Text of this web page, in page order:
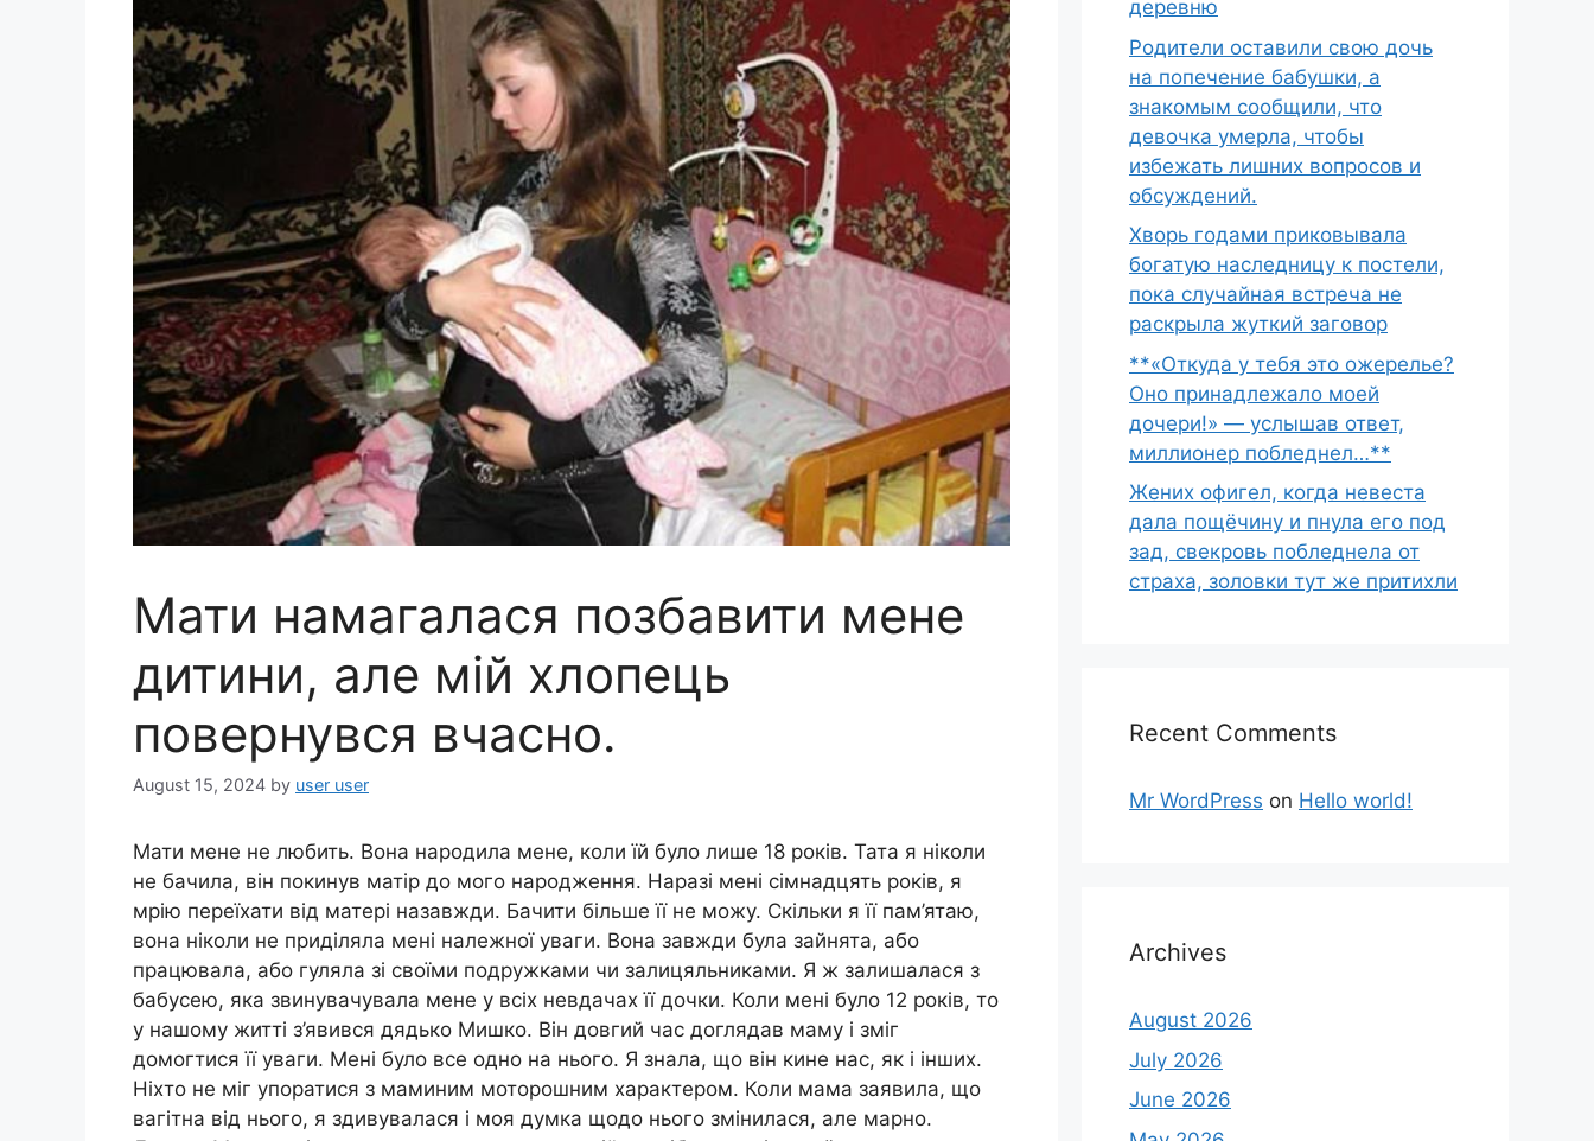
Мати намагалася позбавити мене
дитини, але мій хлопець
повернувся вчасно.
August 15, 2024 by user user
Мати мене не любить. Вона народила мене, коли їй було лише 18 років. Тата я ніколи
не бачила, він покинув матір до мого народження. Наразі мені сімнадцять років, я
мрію переїхати від матері назавжди. Бачити більше її не можу. Скільки я її пам’ятаю,
вона ніколи не приділяла мені належної уваги. Вона завжди була зайнята, або
працювала, або гуляла зі своїми подружками чи залицяльниками. Я ж залишалася з
бабусею, яка звинувачувала мене у всіх невдачах її дочки. Коли мені було 12 років, то
у нашому житті з’явився дядько Мишко. Він довгий час доглядав маму і зміг
домогтися її уваги. Мені було все одно на нього. Я знала, що він кине нас, як і інших.
Ніхто не міг упоратися з маминим моторошним характером. Коли мама заявила, що
вагітна від нього, я здивувалася і моя думка щодо нього змінилася, але марно.
деревню
Родители оставили свою дочь
на попечение бабушки, а
знакомым сообщили, что
девочка умерла, чтобы
избежать лишних вопросов и
обсуждений.
Хворь годами приковывала
богатую наследницу к постели,
пока случайная встреча не
раскрыла жуткий заговор
**«Откуда у тебя это ожерелье?
Оно принадлежало моей
дочери!» — услышав ответ,
миллионер побледнел…**
Жених офигел, когда невеста
дала пощёчину и пнула его под
зад, свекровь побледнела от
страха, золовки тут же притихли
Recent Comments
Mr WordPress on Hello world!
Archives
August 2026
July 2026
June 2026